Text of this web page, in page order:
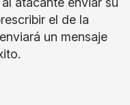
el de la
un mensaje